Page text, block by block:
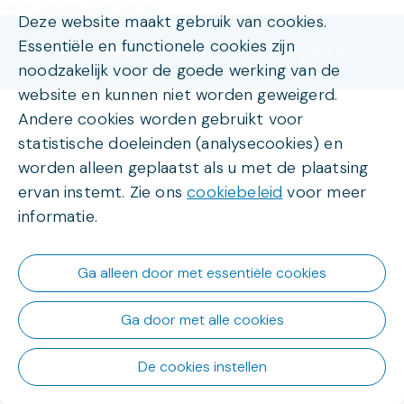
Gebruiksvoorwaarden
Persoonlijke gegevens
Cookies
Powered byOrganica
Deze website maakt gebruik van cookies.
Essentiële en functionele cookies zijn
noodzakelijk voor de goede werking van de
website en kunnen niet worden geweigerd.
Andere cookies worden gebruikt voor
statistische doeleinden (analysecookies) en
worden alleen geplaatst als u met de plaatsing
ervan instemt. Zie onscookiebeleid voor meer
informatie.
Ga alleen door met essentiële cookies
Ga door met alle cookies
De cookies instellen